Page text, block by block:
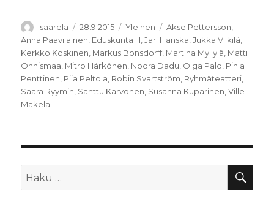
Kirjoittaja
saarela Julkaistu
28.9.2015 Kategoriat
Yleinen Avainsanat
Akse Pettersson
Anna Paavilainen Eduskunta III ,Jari Hanska ,Jukka Viikilä
Kerkko Koskinen Markus Bonsdorff, Martina Myllylä Matti
Onnismaa Mitro Härkönen Noora Dadu Olga Palo Pihla
Penttinen Piia Peltola Robin Svartström Ryhmäteatteri
Saara Ryymin Santtu Karvonen Susanna Kuparinen ,Ville
Mäkelä
Etsi: